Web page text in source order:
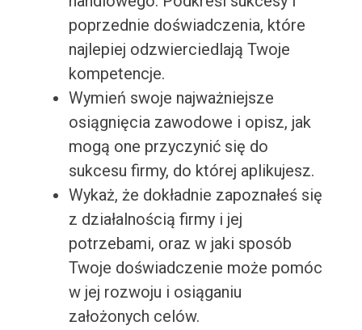
poprzednie doświadczenia, które
najlepiej odzwierciedlają Twoje
kompetencje.
Wymień swoje najważniejsze
osiągnięcia zawodowe i opisz, jak
mogą one przyczynić się do
sukcesu firmy, do której aplikujesz.
Wykaż, że dokładnie zapoznałeś się
z działalnością firmy i jej
potrzebami, oraz w jaki sposób
Twoje doświadczenie może pomóc
w jej rozwoju i osiąganiu
założonych celów.